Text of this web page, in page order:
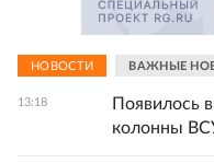
НОВОСТИ ВАЖНЫЕ
13:18
Появилось
колонны